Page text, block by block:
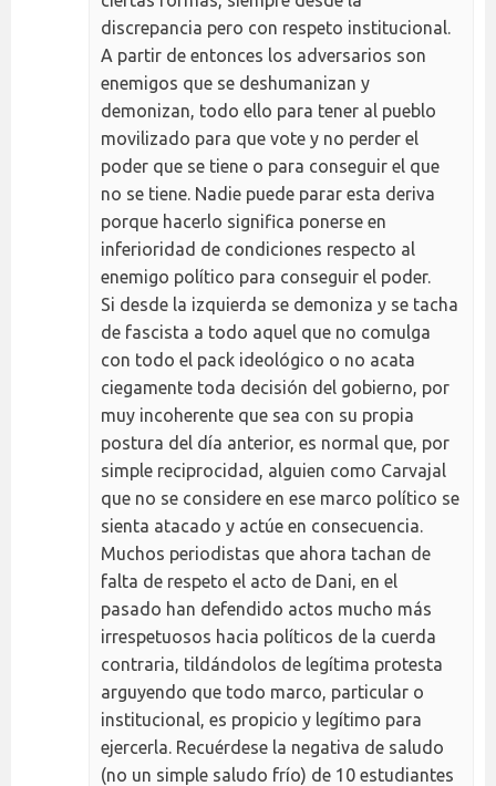
discrepancia pero con respeto institucional.
A partir de entonces los adversarios son
enemigos que se deshumanizan y
demonizan, todo ello para tener al pueblo
movilizado para que vote y no perder el
poder que se tiene o para conseguir el que
no se tiene. Nadie puede parar esta deriva
porque hacerlo significa ponerse en
inferioridad de condiciones respecto al
enemigo político para conseguir el poder.
Si desde la izquierda se demoniza y se tacha
de fascista a todo aquel que no comulga
con todo el pack ideológico o no acata
ciegamente toda decisión del gobierno, por
muy incoherente que sea con su propia
postura del día anterior, es normal que, por
simple reciprocidad, alguien como Carvajal
que no se considere en ese marco político se
sienta atacado y actúe en consecuencia.
Muchos periodistas que ahora tachan de
falta de respeto el acto de Dani, en el
pasado han defendido actos mucho más
irrespetuosos hacia políticos de la cuerda
contraria, tildándolos de legítima protesta
arguyendo que todo marco, particular o
institucional, es propicio y legítimo para
ejercerla. Recuérdese la negativa de saludo
(no un simple saludo frío) de 10 estudiantes